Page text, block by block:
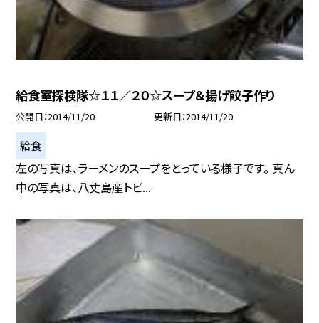
給食室探検隊☆１１／２０☆スープ＆揚げ餃子作り
公開日 2014/11/20 更新日 2014/11/20
給食
左の写真は、ラーメンのスープをとっている様子です。 真ん
中の写真は、八丈島産トビ...